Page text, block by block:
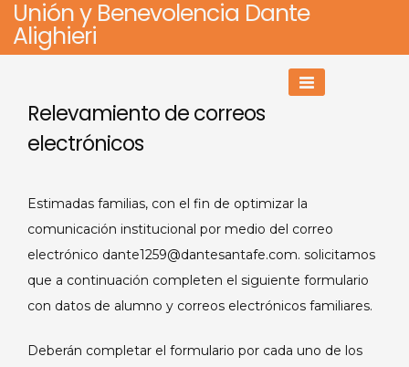
SkipUnión y Benevolencia Dante
Alighieri
Relevamiento de correos
electrónicos
Estimadas familias, con el fin de optimizar la
comunicación institucional por medio del correo
electrónico dante1259@dantesantafe.com. solicitamos
que a continuación completen el siguiente formulario
con datos de alumno y correos electrónicos familiares.
Deberán completar el formulario por cada uno de los